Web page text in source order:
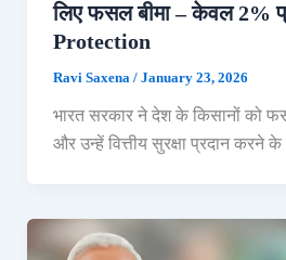
लिए फसल बीमा – केवल 2%
Protection
Ravi Saxena / January 23, 2026
भारत सरकार ने देश के किसानों को
और उन्हें वित्तीय सुरक्षा प्रदान करने के